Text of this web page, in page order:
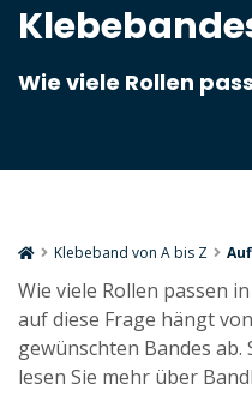
Wie viele Rollen
Klebeband von A bis Z
Wie viele Rollen passen
auf diese Frage hängt
gewünschten Bandes ab.
lesen Sie mehr über